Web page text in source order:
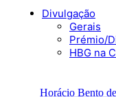
Divulgação
Gerais
Prémio/
HBG na
Horácio Bento